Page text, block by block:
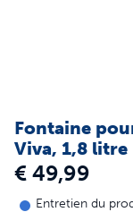
Fontaine
Viva, 1,8 litre
€ 49,99
Entretien du